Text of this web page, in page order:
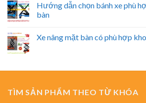
Hướng dẫn chọn bánh xe phù
bàn
Xe nâng mặt bàn có phù hợp
TÌM SẢN PHẨM THEO TỪ KHÓA